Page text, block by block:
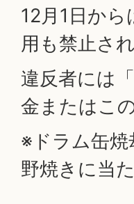
12月1日か
用も禁止さ
違反者には
金またはこ
※ドラム缶
野焼きに当